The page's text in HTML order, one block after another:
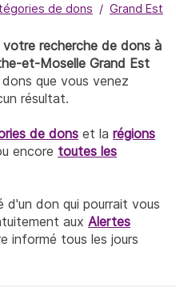
de dons Grand Est
recherche de dons à
et-Moselle Grand Est
que vous venez
résultat.
de dons et la régions
encore toutes les
d'un don qui pourrait vous
aux Alertes
informé tous les jours